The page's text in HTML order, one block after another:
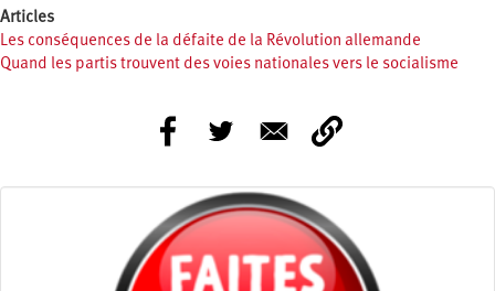
Articles
Les conséquences de la défaite de la Révolution allemande
Quand les partis trouvent des voies nationales vers le socialisme